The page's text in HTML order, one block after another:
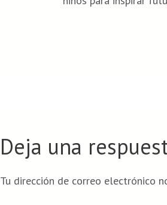
Deja una
Tu dirección de correo electrónico